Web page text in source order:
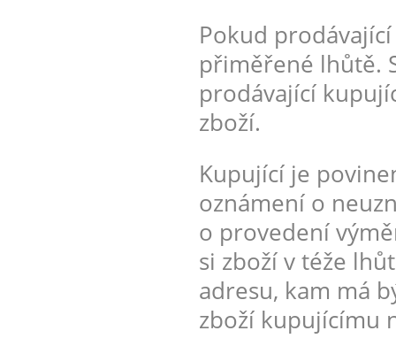
Pokud
přiměřené lhůtě.
prodávající
zboží.
Kupující je
oznámení o
o provedení
si zboží v téže
adresu, kam má
zboží kupujícímu